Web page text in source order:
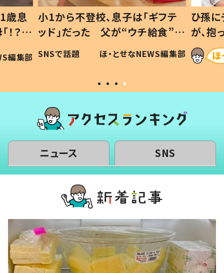
歳息
？」
編集部
小1から不登校、息子は「ギフテ
ッド」だった 父が“ウチ給食”を
作り続ける理由とは #令和の親
#令和の子
SNSで話題 ほ・とせなNEWS編集部
ひ孫
が、
「涙が
い」
ニュース SNS